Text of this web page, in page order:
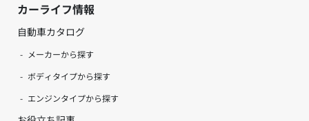
カーライフ情報
自動車カタログ
メーカーから探す
ボディタイプから探す
エンジンタイプから探す